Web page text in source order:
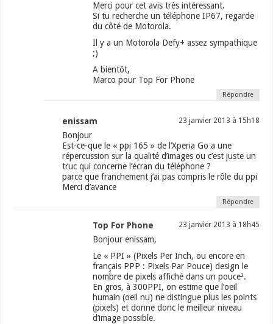
Merci pour cet avis très intéressant.
Si tu recherche un téléphone IP67, regarde
du côté de Motorola.
Il y a un Motorola Defy+ assez sympathique
;)
A bientôt,
Marco pour Top For Phone
Répondre
enissam 23 janvier 2013 à 15h18
Bonjour
Est-ce-que le « ppi 165 » de l’Xperia Go a une
répercussion sur la qualité d’images ou c’est juste un
truc qui concerne l’écran du téléphone ?
parce que franchement j’ai pas compris le rôle du ppi
Merci d’avance
Répondre
Top For Phone 23 janvier 2013 à 18h45
Bonjour enissam,
Le « PPI » (Pixels Per Inch, ou encore en
français PPP : Pixels Par Pouce) design le
nombre de pixels affiché dans un pouce².
En gros, à 300PPI, on estime que l’oeil
humain (oeil nu) ne distingue plus les points
(pixels) et donne donc le meilleur niveau
d’image possible.